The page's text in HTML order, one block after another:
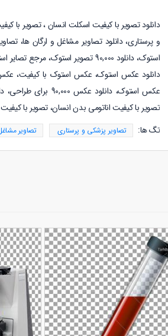
دانلود تصویر با کیفیت اسکلت انسان ،تصویر با
و پرستاری،دانلودتصاویر مشاغل و ارگان ها،
عکس استوک،
تصویر با کیفیت اناتومی بدن انسان، تصویر با
تگ ها:
تصاویر پزشکی و پرستاری تصاویر